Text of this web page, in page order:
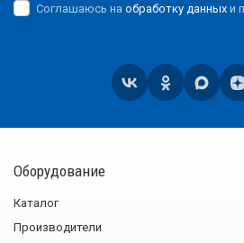
Соглашаюсь на обработку данных и
Оборудование
Каталог
Производители